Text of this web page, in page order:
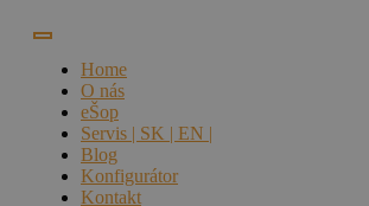
Home
O nás
eŠop
Servis | SK | EN |
Blog
Konfigurátor
Kontakt